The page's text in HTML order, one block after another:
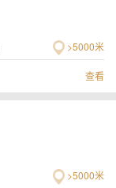
>5000米
查看
>5000米